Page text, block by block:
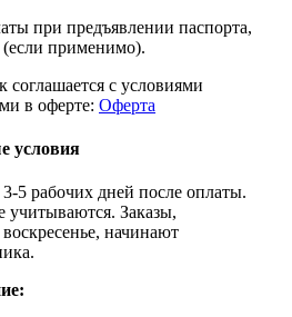
при предъявлении паспорта,
(если применимо).
соглашается с условиями
в оферте: Оферта
условия
5 рабочих дней после оплаты.
Заказы,
начинают